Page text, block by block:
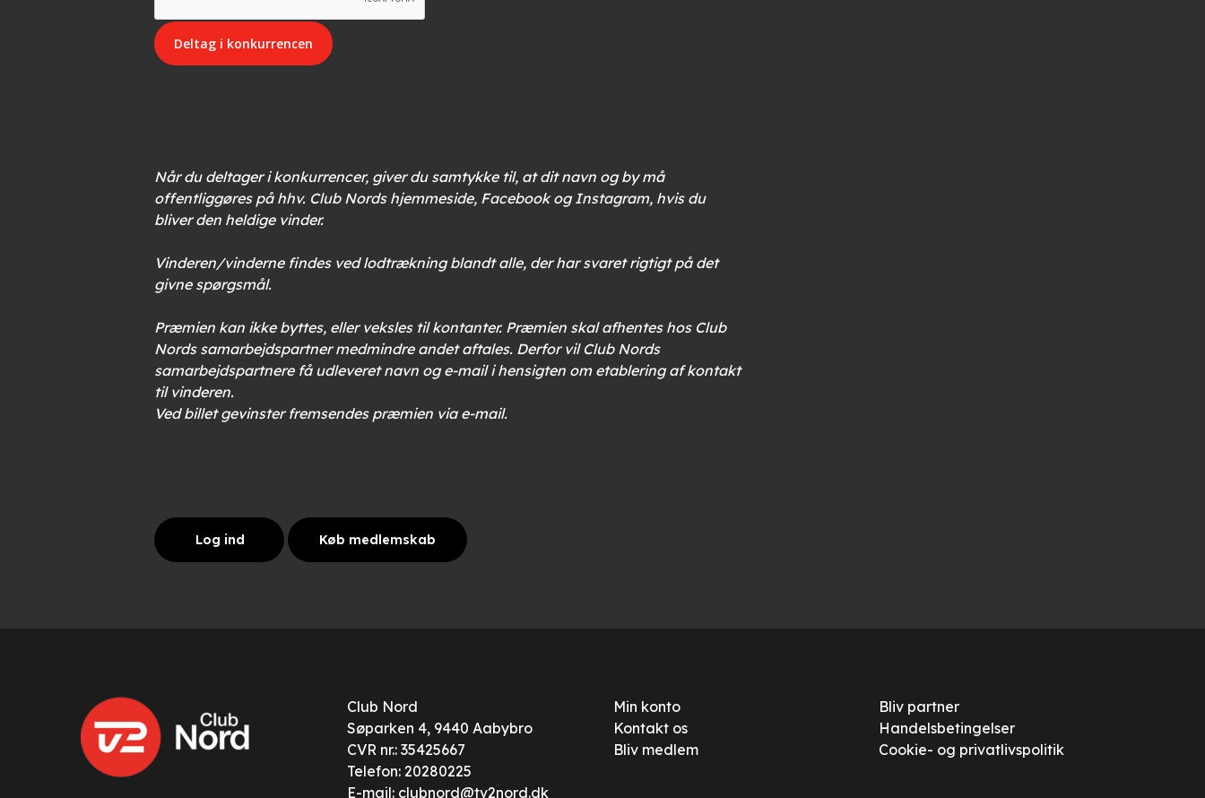
Når du deltager i konkurrencer, giver du samtykke til, at dit navn og by må
offentliggøres på hhv. Club Nords hjemmeside, Facebook og Instagram, hvis du
bliver den heldige vinder.
Vinderen/vinderne findes ved lodtrækning blandt alle, der har svaret rigtigt på det
givne spørgsmål.
Præmien kan ikke byttes, eller veksles til kontanter. Præmien skal afhentes hos Club
Nords samarbejdspartner medmindre andet aftales. Derfor vil Club Nords
samarbejdspartnere få udleveret navn og e-mail i hensigten om etablering af kontakt
til vinderen.
Ved billet gevinster fremsendes præmien via e-mail.
Log ind Køb medlemskab
Club Nord
Søparken 4, 9440 Aabybro
CVR nr.: 35425667
Telefon: 20280225
E-mail: clubnord@tv2nord.dk
Min konto
Kontakt os
Bliv medlem
Bliv partner
Handelsbetingelser
Cookie- og privatlivspolitik